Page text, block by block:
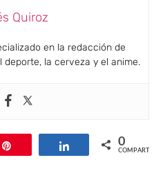
Quiroz
en la redacción de
la cerveza y el anime.
Compartir0
COMPARTIR